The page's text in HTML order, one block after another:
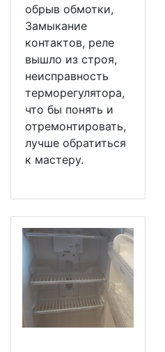
обрыв обмотки,
Замыкание
контактов, реле
вышло из строя,
неисправность
терморегулятора,
что бы понять и
отремонтировать,
лучше обратиться
к мастеру.